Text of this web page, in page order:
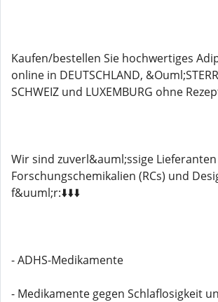
Kaufen/bestellen Sie hochwertiges
online in DEUTSCHLAND,
SCHWEIZ und LUXEMBURG ohne
Wir sind zuverl&auml;ssige
Forschungschemikalien (RCs) und
f&uuml;r:⬇️⬇️⬇️
- ADHS-Medikamente
- Medikamente gegen Schlaflosigkeit